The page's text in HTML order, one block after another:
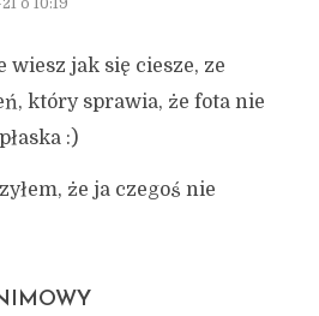
o 10:19
jak się ciesze, ze
który sprawia, że fota nie
:)
że ja czegoś nie